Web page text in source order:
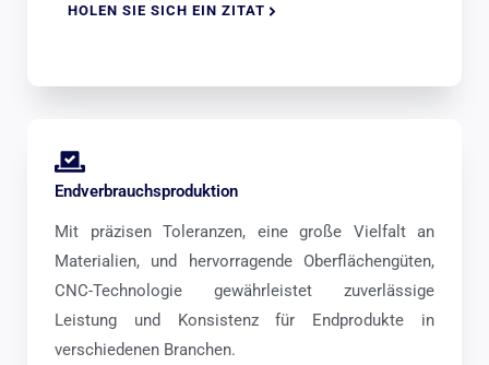
HOLEN SIE SICH EIN ZITAT
Endverbrauchsproduktion
Mit präzisen Toleranzen, eine große Vielfalt an
Materialien, und hervorragende Oberflächengüten,
CNC-Technologie gewährleistet zuverlässige
Leistung und Konsistenz für Endprodukte in
verschiedenen Branchen.